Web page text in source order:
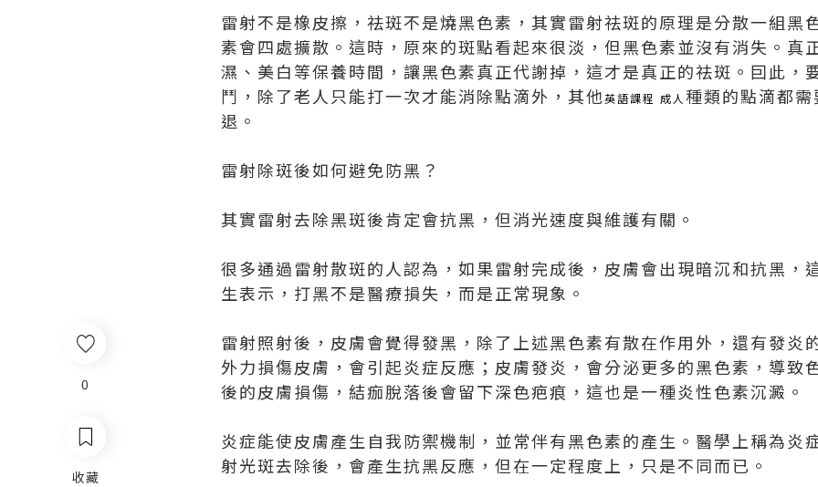
0
收藏
雷射不是橡皮擦，祛斑不是燒黑色素，其實雷射祛斑的原理是分散一組黑
素會四處擴散。這時，原來的斑點看起來很淡，但黑色素並沒有消失。真
濕、美白等保養時間，讓黑色素真正代謝掉，這才是真正的祛斑。囙此，
鬥，除了老人只能打一次才能消除點滴外，其他英語課程 成人 種類的點滴都
退。
雷射除斑後如何避免防黑？
其實雷射去除黑斑後肯定會抗黑，但消光速度與維護有關。
很多通過雷射散斑的人認為，如果雷射完成後，皮膚會出現暗沉和抗黑，
生表示，打黑不是醫療損失，而是正常現象。
雷射照射後，皮膚會覺得發黑，除了上述黑色素有散在作用外，還有發炎
外力損傷皮膚，會引起炎症反應；皮膚發炎，會分泌更多的黑色素，導致
後的皮膚損傷，結痂脫落後會留下深色疤痕，這也是一種炎性色素沉澱。
炎症能使皮膚產生自我防禦機制，並常伴有黑色素的產生。醫學上稱為炎
射光斑去除後，會產生抗黑反應，但在一定程度上，只是不同而已。